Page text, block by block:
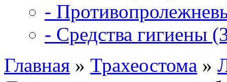
-
- Средства гигиены
Главная » Трахеостома »